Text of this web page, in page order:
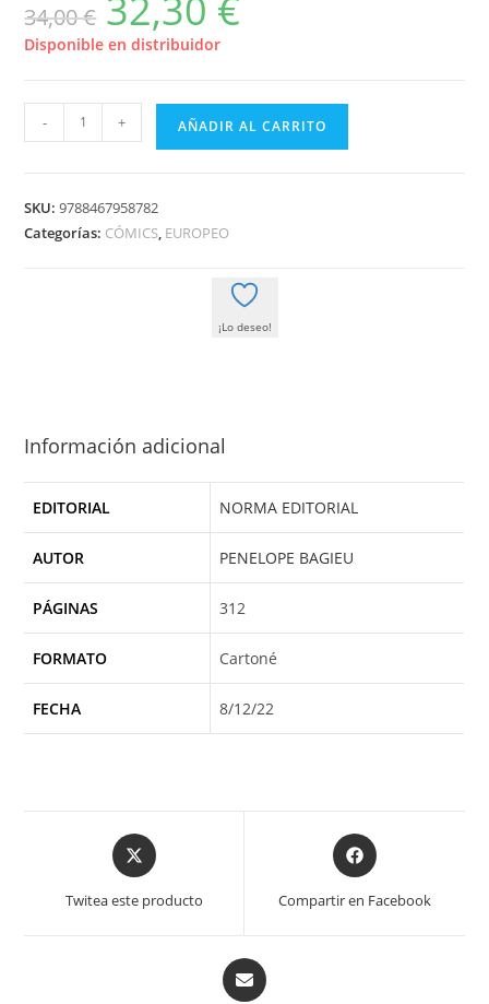
34,00€ precio
original
era:
Disponible en distribuidor
ATREVIDAS
EDICION
- + AÑADIR AL CARRITO
SKU:9788467958782
Categorías: CÓMICS, EUROPEO
¡Lo deseo!
Información adicional
EDITORIAL NORMA EDITORIAL
AUTOR PENELOPE BAGIEU
PÁGINAS 312
FORMATO Cartoné
FECHA 8/12/22
Opens
in
new
Twitea este producto
Opens
in
new
Compartir en Facebook
Opens
in